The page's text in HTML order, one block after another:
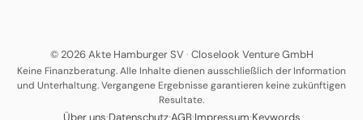
© 2026 Akte Hamburger SV· Closelook Venture GmbH
Keine Finanzberatung. Alle Inhalte dienen ausschließlich der Information
und Unterhaltung. Vergangene Ergebnisse garantieren keine zukünftigen
Resultate.
Über uns Datenschutz AGB Impressum Keywords